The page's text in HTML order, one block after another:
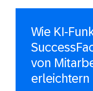
Wie KI-
von
erleichtern